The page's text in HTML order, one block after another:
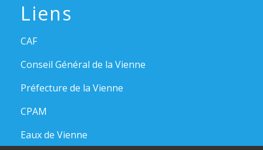
Liens
CAF
Conseil Général de la Vienne
Préfecture de la Vienne
CPAM
Eaux de Vienne